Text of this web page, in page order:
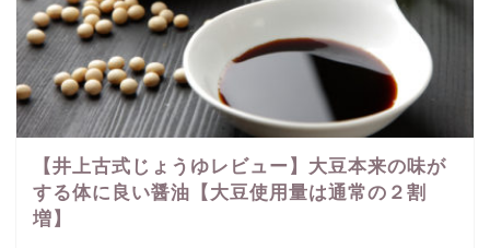
【井上古式じょうゆレビュー】大豆本来の味が
する体に良い醤油【大豆使用量は通常の２割
増】